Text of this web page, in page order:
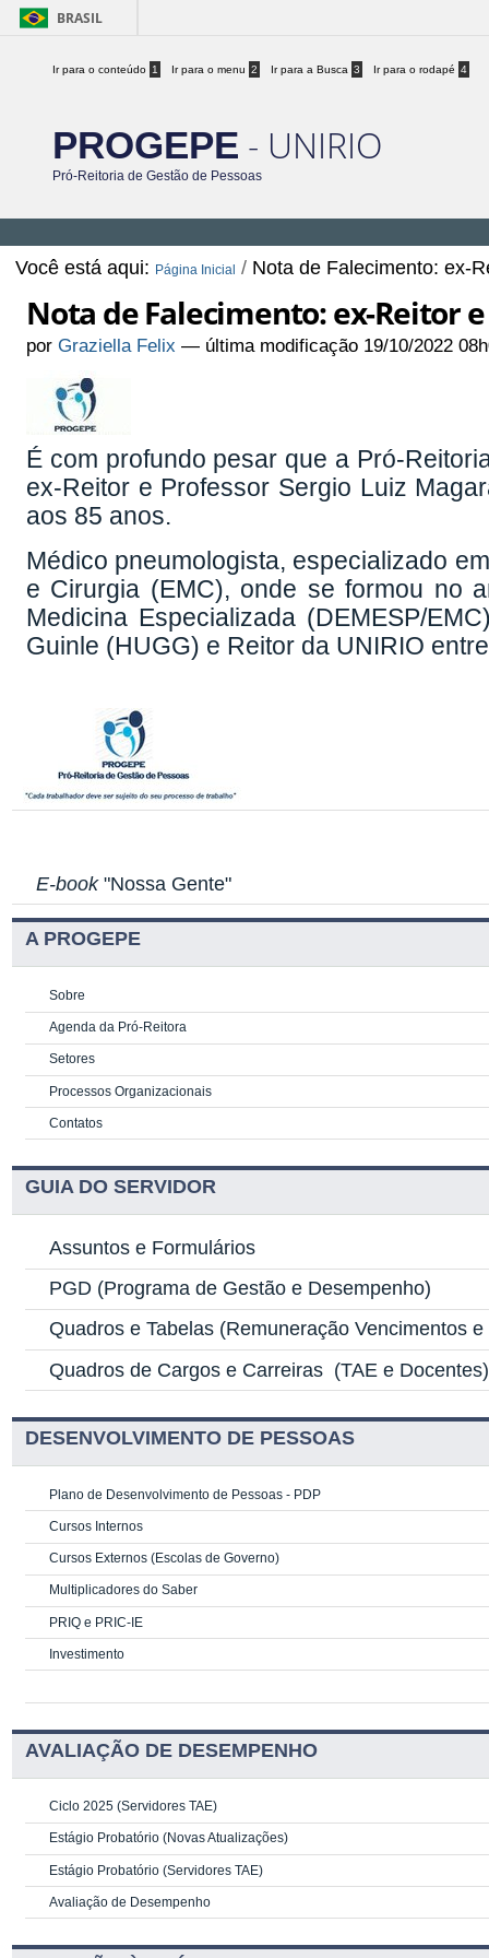
BRASIL
Ir para o conteúdo 1 Ir para o menu 2 Ir para a Busca 3 Ir para o rodapé 4
PROGEPE - UNIRIO
Pró-Reitoria de Gestão de Pessoas
Você está aqui: Página Inicial / Nota de Falecimento: ex-
Nota de Falecimento: ex-Reitor
porGraziella Felix — última modificação 19/10/2022
É com profundo pesar que a Pró-
ex-Reitor e Professor Sergio Luiz
aos 85 anos.
Médico pneumologista, especializado
e Cirurgia (EMC), onde se formou no
Medicina Especializada (DEMESP/
Guinle (HUGG) e Reitor da UNIRIO
E-book"Nossa Gente"
A PROGEPE
Sobre
Agenda da Pró-Reitora
Setores
Processos Organizacionais
Contatos
GUIA DO SERVIDOR
Assuntos e Formulários
PGD (Programa de Gestão e Desempenho)
Quadros e Tabelas (Remuneração Vencimentos
Quadros de Cargos e Carreiras (TAE e Docentes)
DESENVOLVIMENTO DE PESSOAS
Plano de Desenvolvimento de Pessoas - PDP
Cursos Internos
Cursos Externos (Escolas de Governo)
Multiplicadores do Saber
PRIQ e PRIC-IE
Investimento
AVALIAÇÃO DE DESEMPENHO
Ciclo 2025 (Servidores TAE)
Estágio Probatório (Novas Atualizações)
Estágio Probatório (Servidores TAE)
Avaliação de Desempenho